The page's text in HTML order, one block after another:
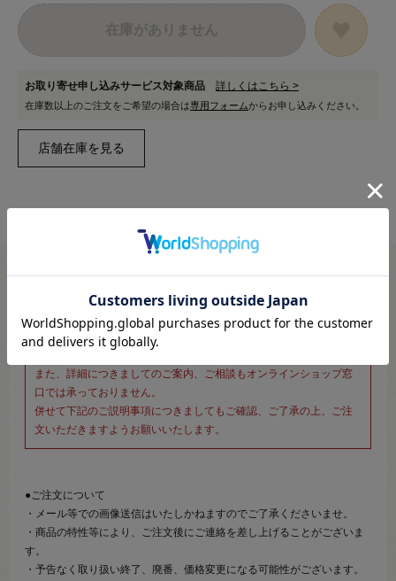
お取り寄せ申し込みサービス対象商品 詳しくはこちら >
在庫数以上のご注文をご希望の場合は専用フォームからお申し込みください。
こちらのページは、店頭にてあらかじめ商品詳細および商品コード
をご確認いただいた上でご注文いただけるページです。
また、詳細につきましてのご案内、ご相談もオンラインショップ窓
口では承っておりません。
併せて下記のご説明事項につきましてもご確認、ご了承の上、ご注
文いただきますようお願いいたします。
●ご注文について
・メール等での画像送信はいたしかねますのでご了承くださいませ。
・商品の特性等により、ご注文後にご連絡を差し上げることがございま
す。
・予告なく取り扱い終了、廃番、価格変更になる可能性がございます。